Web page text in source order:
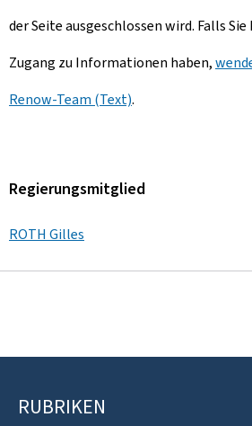
der Seite ausgeschlossen wird. Falls
Zugang zu Informationen haben,
Renow-Team (Text).
Regierungsmitglied
ROTH Gilles
F
RUBRIKEN